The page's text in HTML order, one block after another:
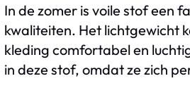
In de zomer is voile stof een
kwaliteiten. Het lichtgewicht
kleding comfortabel en
in deze stof, omdat ze zich